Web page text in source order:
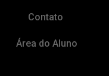
Contato
Área do Aluno